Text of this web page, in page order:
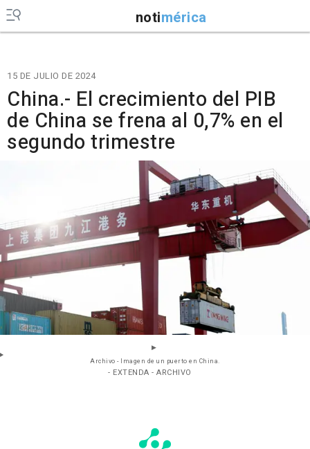
notimérica
15 DE JULIO DE 2024
China.- El crecimiento del PIB
de China se frena al 0,7% en el
segundo trimestre
Archivo - Imagen de un puerto en China.
- EXTENDA - ARCHIVO